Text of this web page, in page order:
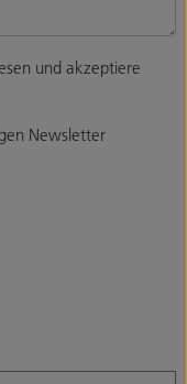
und akzeptiere
Newsletter